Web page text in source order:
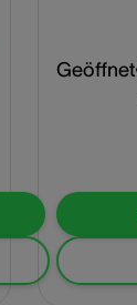
Geöffnet